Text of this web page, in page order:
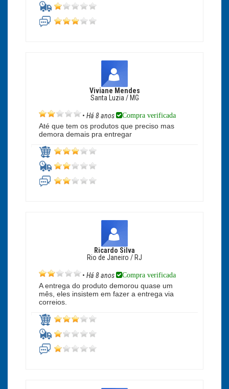
Viviane Mendes
Santa Luzia / MG
• Há 8 anos Compra verificada
Até que tem os produtos que preciso mas
demora demais pra entregar
Ricardo Silva
Rio de Janeiro / RJ
• Há 8 anos Compra verificada
A entrega do produto demorou quase um
mês, eles insistem em fazer a entrega via
correios.